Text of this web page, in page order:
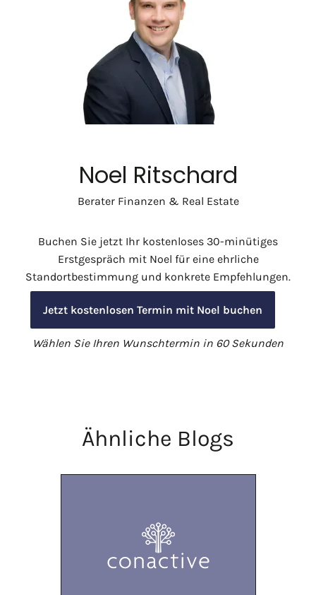
Noel Ritschard
Berater Finanzen & Real Estate
Buchen Sie jetzt Ihr kostenloses 30-minütiges
Erstgespräch mit Noel für eine ehrliche
Standortbestimmung und konkrete Empfehlungen.
Jetzt kostenlosen Termin mit Noel buchen
Wählen Sie Ihren Wunschtermin in 60 Sekunden
Ähnliche Blogs